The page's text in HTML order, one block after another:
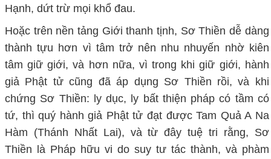
Hạnh, dứt trừ mọi khổ đau.
Hoặc trên nền tảng Giới thanh tịnh, Sơ Thiền dễ dàng
thành tựu hơn vì tâm trở nên nhu nhuyến nhờ kiên
tâm giữ giới, và hơn nữa, vì trong khi giữ giới, hành
giả Phật tử cũng đã áp dụng Sơ Thiền rồi, và khi
chứng Sơ Thiền: ly dục, ly bất thiện pháp có tầm có
tứ, thì quý hành giả Phật tử đạt được Tam Quả A Na
Hàm (Thánh Nhất Lai), và từ đây tuệ tri rằng, Sơ
Thiền là Pháp hữu vi do suy tư tác thành, và phàm